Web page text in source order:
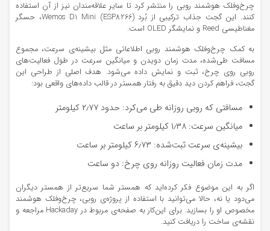
چرخ‌وفلک هوشمند روبی را منتشر کرد تا سایر علاقه‌مندان نیز از آن استفاده
کنند. این گجت جذاب ترکیبی از بُرد Wemos D1 Mini (ESP8266)، حسگر
مغناطیسی Reed و نمایشگر OLED است.
به کمک چرخ‌وفلک هوشمند روبی اطلاعاتی مثل بیشینه‌ی سرعت، مجموع
مسافت طی‌شده، مدت زمان دویدن و میانگین سرعت در طول فعالیت‌های
روبی روی چرخ، ثبت و نمایش داده می‌شود. هدف اصلی از طراحی این
گجت، فراهم کردن دید دقیق به رفتار همستر در قالب داده‌های واقعی بود:
مسافتی که روبی روزانه طی می‌کرد: حدود ۲٫۷۷ کیلومتر
میانگین سرعت: ۱٫۳۸ کیلومتر بر ساعت
بیشینه‌ی سرعت ثبت‌شده: ۶٫۷۳ کیلومتر بر ساعت
مدت زمان فعالیت روزانه روی چرخ: دو ساعت
اگر به این موضوع فکر کرده‌اید که همستر شما سریع‌تر از همستر دیگران
می‌دود یا نه، حالا می‌توانید با استفاده از پروژه‌ی روبی، چرخ‌وفلک هوشمند
مخصوص او را بسازید. برای این‌کار به صفحه‌ی مربوط در Hackaday مراجعه و
نقشه‌ی ساخت را دریافت کنید.